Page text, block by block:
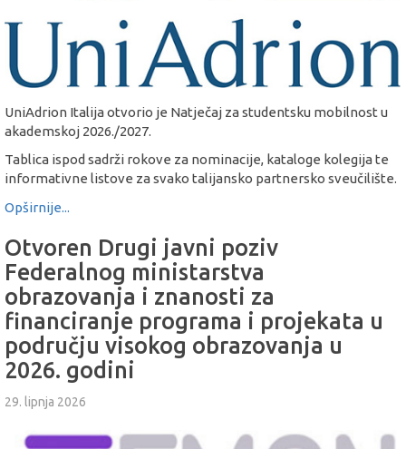
UniAdrion Italija otvorio je Natječaj za studentsku mobilnost u
akademskoj 2026./2027.
Tablica ispod sadrži rokove za nominacije, kataloge kolegija te
informativne listove za svako talijansko partnersko sveučilište.
Opširnije...
Otvoren Drugi javni poziv
Federalnog ministarstva
obrazovanja i znanosti za
financiranje programa i projekata u
području visokog obrazovanja u
2026. godini
29. lipnja 2026